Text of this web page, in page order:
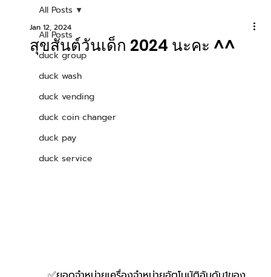
All Posts
duck group
duck wash
duck vending
duck coin changer
duck pay
duck service
All Posts
สุขสันต์วันเด็ก 2024 นะคะ ^^
Jan 12, 2024